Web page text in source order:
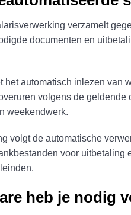
verzamelt
documenten en
het automatisch inlezen van
volgens de
weekendwerk.
volgt de automatische
voor
heb je nodig